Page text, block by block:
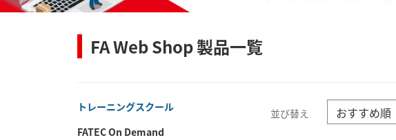
FA Web Shop 製品一覧
トレーニングスクール
FATEC On Demand
並び替え